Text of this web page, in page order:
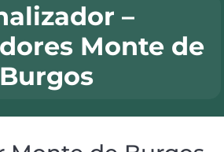
–
Monte de
Burgos